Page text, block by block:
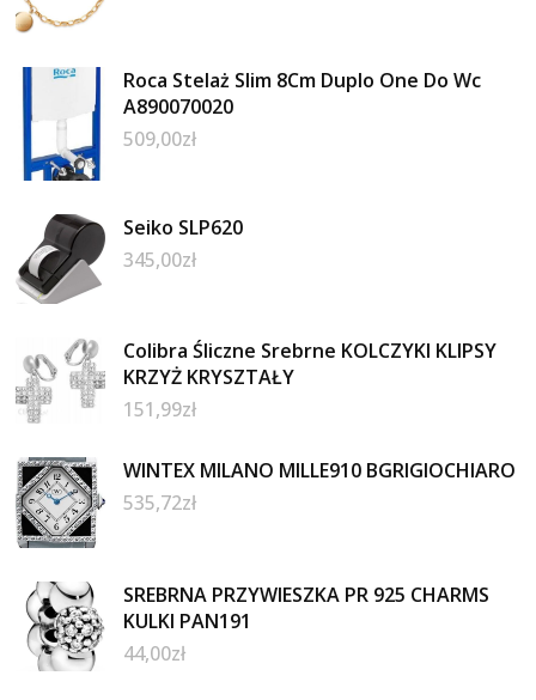
Roca Stelaż Slim 8Cm Duplo One Do Wc
A890070020
509,00zł
Seiko SLP620
345,00zł
Colibra Śliczne Srebrne KOLCZYKI KLIPSY
KRZYŻ KRYSZTAŁY
151,99zł
WINTEX MILANO MILLE910 BGRIGIOCHIARO
535,72zł
SREBRNA PRZYWIESZKA PR 925 CHARMS
KULKI PAN191
44,00zł